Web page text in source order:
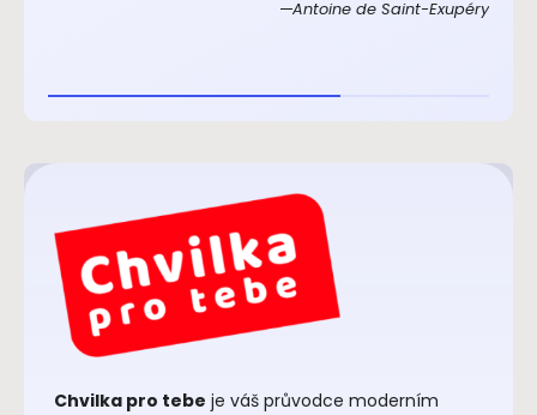
Antoine de Saint-Exupéry
Chvilka pro tebe je váš průvodce moderním